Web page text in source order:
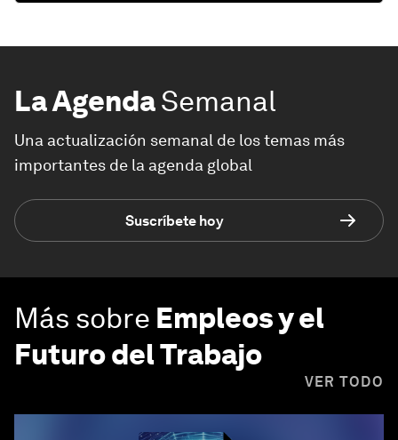
La AgendaSemanal
Una actualización semanal de los temas más
importantes de la agenda global
Suscríbete hoy
Más sobre Empleos y el
Futuro del Trabajo
VER TODO